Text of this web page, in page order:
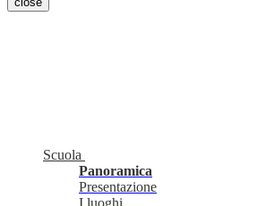
Scuola
Panoramica
Presentazione